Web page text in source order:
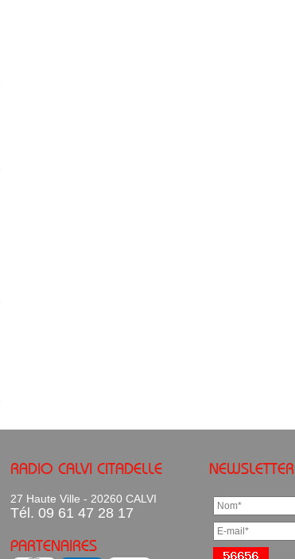
RADIO CALVI CITADELLE
27 Haute Ville - 20260 CALVI
Tél. 09 61 47 28 17
PARTENAIRES
NEWSLETTER